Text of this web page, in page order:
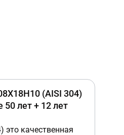
(AISI 304)
лет + 12 лет
это качественная